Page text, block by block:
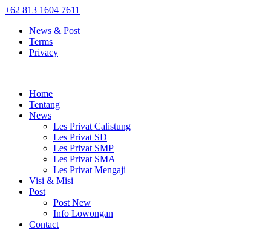
+62 813 1604 7611
News & Post
Terms
Privacy
Home
Tentang
News
Les Privat Calistung
Les Privat SD
Les Privat SMP
Les Privat SMA
Les Privat Mengaji
Visi & Misi
Post
Post New
Info Lowongan
Contact